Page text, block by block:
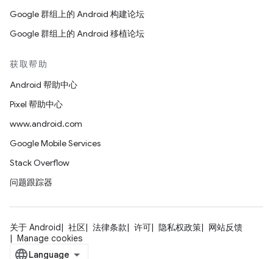
Google 群组上的 Android 构建论坛
Google 群组上的 Android 移植论坛
获取帮助
Android 帮助中心
Pixel 帮助中心
www.android.com
Google Mobile Services
Stack Overflow
问题跟踪器
关于 Android 社区 法律条款 许可 隐私权政策
网站反馈
Manage cookies